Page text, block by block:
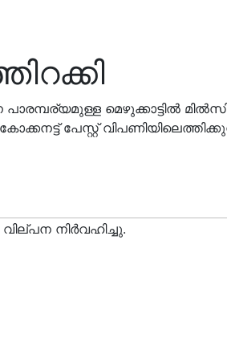
മെഴുക്കാട്ടിൽ
പേസ്റ്റ്